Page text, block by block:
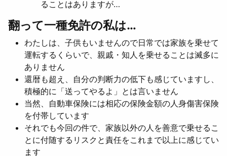
ることはありますが…
翻って一種免許の私は…
わたしは、子供もいませんので日常では家族を乗せて
運転するくらいで、親戚・知人を乗せることは滅多に
ありません
還暦も超え、自分の判断力の低下も感じていますし、
積極的に「送ってやるよ」とは言いません
当然、自動車保険には相応の保険金額の人身傷害保険
を付帯しています
それでも今回の件で、家族以外の人を善意で乗せるこ
とに付随するリスクと責任をこれまで以上に感じてい
ます